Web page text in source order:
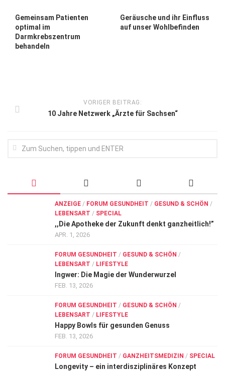
Forum Gesundheit
Allgemein
Hören
Gemeinsam Patienten
optimal im
Darmkrebszentrum
behandeln
Geräusche und ihr Einfluss
auf unser Wohlbefinden
VORIGER BEITRAG:
10 Jahre Netzwerk „Ärzte für Sachsen“
ANZEIGE / FORUM GESUNDHEIT / GESUND & SCHÖN /
LEBENSART / SPECIAL
,,Die Apotheke der Zukunft denkt ganzheitlich!”
APR. 1, 2026
FORUM GESUNDHEIT / GESUND & SCHÖN /
LEBENSART / LIFESTYLE
Ingwer: Die Magie der Wunderwurzel
FEB. 13, 2026
FORUM GESUNDHEIT / GESUND & SCHÖN /
LEBENSART / LIFESTYLE
Happy Bowls für gesunden Genuss
FEB. 13, 2026
FORUM GESUNDHEIT / GANZHEITSMEDIZIN / SPECIAL
Longevity – ein interdisziplinäres Konzept